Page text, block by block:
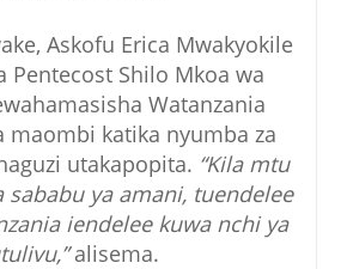
Askofu Erica Mwakyokile
Pentecost Shilo Mkoa wa
Watanzania
maombi katika nyumba za
utakapopita. “Kila mtu
sababu ya amani, tuendelee
iendelee kuwa nchi ya
alisema.